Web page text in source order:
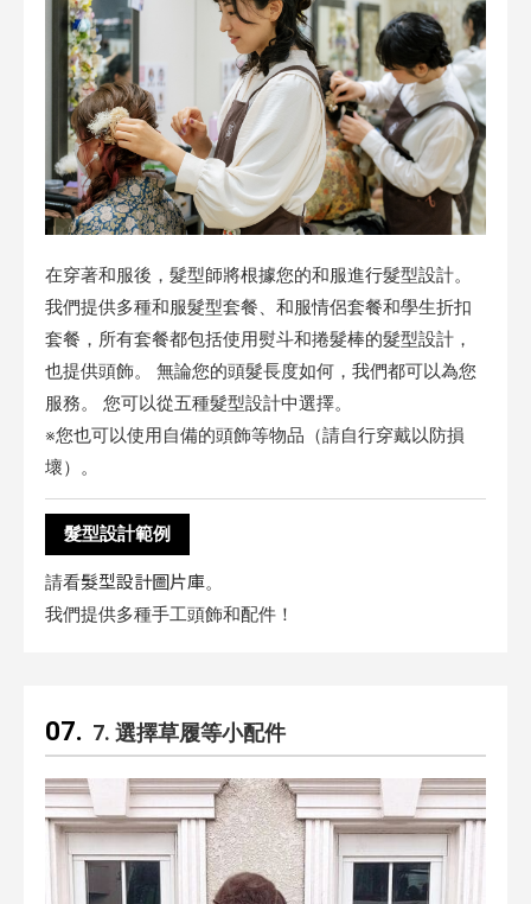
在穿著和服後，髮型師將根據您的和服進行髮型設計。
我們提供多種和服髮型套餐、和服情侶套餐和學生折扣
套餐，所有套餐都包括使用熨斗和捲髮棒的髮型設計，
也提供頭飾。 無論您的頭髮長度如何，我們都可以為您
服務。 您可以從五種髮型設計中選擇。
※您也可以使用自備的頭飾等物品（請自行穿戴以防損
壞）。
髮型設計範例
請看髮型設計圖片庫。
我們提供多種手工頭飾和配件！
7. 選擇草履等小配件